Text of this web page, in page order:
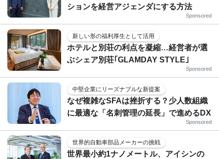
ションを経営アジェンダにする方法
Sponsored
新しい形の福利厚生として活用
ホテルと別荘の利点を凝縮…経営者が選
ぶシェア別荘｢GLAMDAY STYLE｣
Sponsored
中堅企業にリーズナブルな新提案
なぜ複雑なSFAは挫折する？少人数組織
に最適な「名刺管理の延長」で進めるDX
Sponsored
世界的自動車部品メーカーの挑戦
世界最小約1ナノメートル、アイシンの